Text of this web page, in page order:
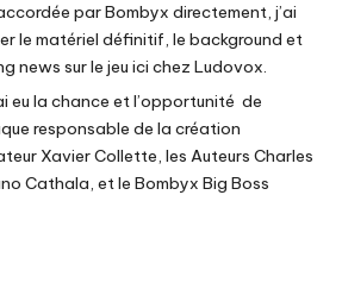
par Bombyx directement, j’ai
le matériel définitif, le background et
news sur le jeu ici chez Ludovox.
eu la chance et l’opportunité de
responsable de la création
Xavier Collette, les Auteurs Charles
Cathala, et le Bombyx Big Boss